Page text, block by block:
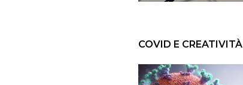
COVID E CREATIVITÀ